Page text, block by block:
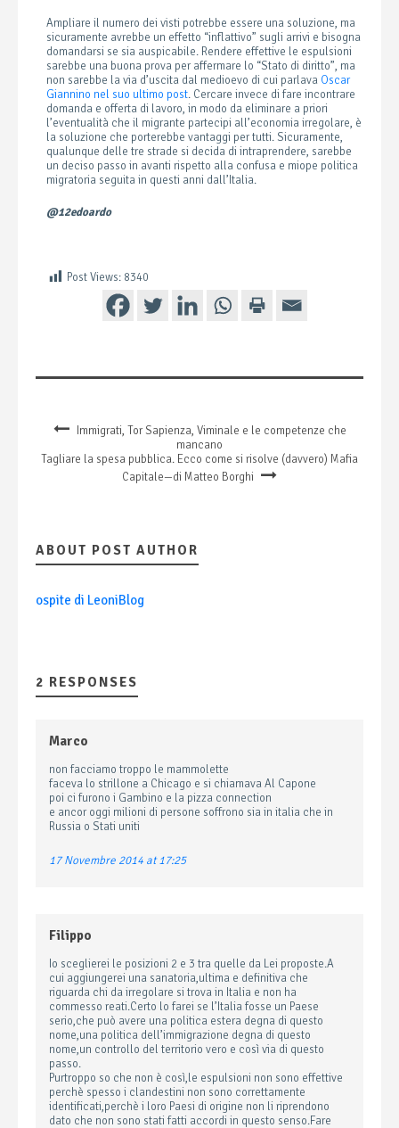
Ampliare il numero dei visti potrebbe essere una soluzione, ma
sicuramente avrebbe un effetto “inflattivo” sugli arrivi e bisogna
domandarsi se sia auspicabile. Rendere effettive le espulsioni
sarebbe una buona prova per affermare lo “Stato di diritto”, ma
non sarebbe la via d’uscita dal medioevo di cui parlava Oscar
Giannino nel suo ultimo post. Cercare invece di fare incontrare
domanda e offerta di lavoro, in modo da eliminare a priori
l’eventualità che il migrante partecipi all’economia irregolare, è
la soluzione che porterebbe vantaggi per tutti. Sicuramente,
qualunque delle tre strade si decida di intraprendere, sarebbe
un deciso passo in avanti rispetto alla confusa e miope politica
migratoria seguita in questi anni dall’Italia.
@12edoardo
Post Views: 8340
Immigrati, Tor Sapienza, Viminale e le competenze che
mancano
Tagliare la spesa pubblica. Ecco come si risolve (davvero) Mafia
Capitale—di Matteo Borghi
ABOUT POST AUTHOR
ospite di LeoniBlog
2 RESPONSES
Marco
non facciamo troppo le mammolette
faceva lo strillone a Chicago e si chiamava Al Capone
poi ci furono i Gambino e la pizza connection
e ancor oggi milioni di persone soffrono sia in italia che in
Russia o Stati uniti
17 Novembre 2014 at 17:25
Filippo
Io sceglierei le posizioni 2 e 3 tra quelle da Lei proposte.A
cui aggiungerei una sanatoria,ultima e definitiva che
riguarda chi da irregolare si trova in Italia e non ha
commesso reati.Certo lo farei se l’Italia fosse un Paese
serio,che può avere una politica estera degna di questo
nome,una politica dell’immigrazione degna di questo
nome,un controllo del territorio vero e così via di questo
passo.
Purtroppo so che non è così,le espulsioni non sono effettive
perchè spesso i clandestini non sono correttamente
identificati,perchè i loro Paesi di origine non li riprendono
dato che non sono stati fatti accordi in questo senso.Fare